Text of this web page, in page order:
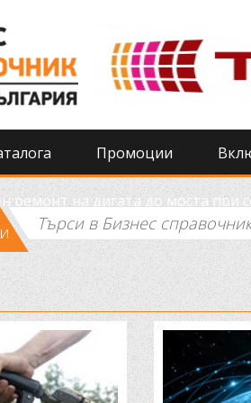
Промоции
ремонт на дигата до моста при